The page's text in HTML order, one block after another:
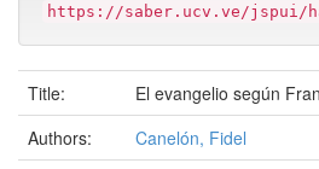
https://saber.ucv.ve/jspui/
Title:
El evangelio según
Authors:
Canelón, Fidel